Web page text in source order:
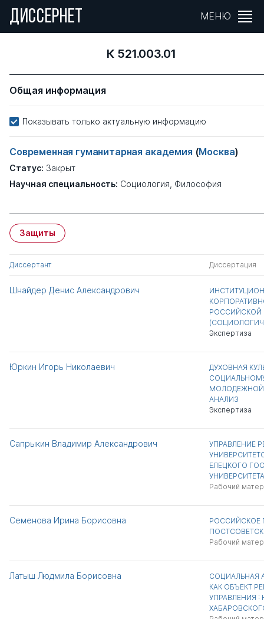
ДИССЕРНЕТ МЕНЮ
К 521.003.01
Общая информация
Показывать только актуальную информацию
Современная гуманитарная академия (Москва)
Статус: Закрыт
Научная специальность: Социология, Философия
Защиты
Диссертант Диссертация
Шнайдер Денис Александрович
РОССИЙСКОЙ
Экспертиза
Юркин Игорь Николаевич
ДУХОВНАЯ
МОЛОДЕЖНОЙ
АНАЛИЗ
Экспертиза
Сапрыкин Владимир Александрович
УПРАВЛЕНИЕ
ЕЛЕЦКОГО
УНИВЕРСИТЕТА
Рабочий
Семенова Ирина Борисовна
РОССИЙСКОЕ
Рабочий
Латыш Людмила Борисовна
СОЦИАЛЬНАЯ
КАК ОБЪЕКТ
УПРАВЛЕНИЯ :